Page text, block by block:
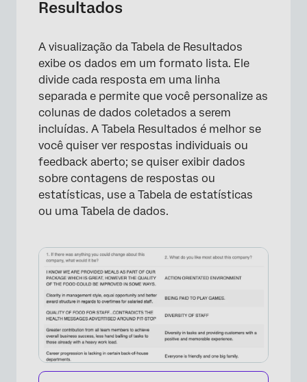
Resultados
A visualização da Tabela de Resultados
exibe os dados em um formato lista. Ele
divide cada resposta em uma linha
separada e permite que você personalize as
colunas de dados coletados a serem
incluídas. A Tabela Resultados é melhor se
você quiser ver respostas individuais ou
feedback aberto; se quiser exibir dados
sobre contagens de respostas ou
estatísticas, use a Tabela de estatísticas
ou uma Tabela de dados.